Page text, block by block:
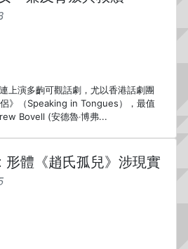
上演多齣可觀話劇，尤以香港話劇團
》（Speaking in Tongues），最值
Bovell (安德魯‧博弗...
體《趙氏孤兒》涉現實